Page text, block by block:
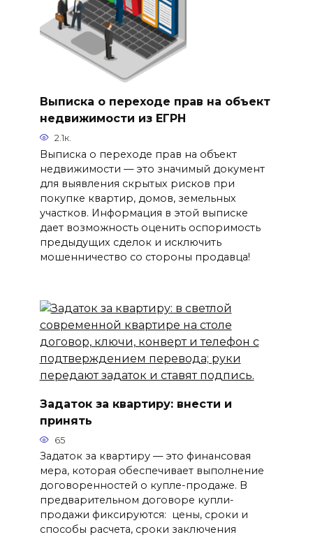
Выписка о переходе прав на объект
недвижимости из ЕГРН
2.1к.
Выписка о переходе прав на объект
недвижимости — это значимый документ
для выявления скрытых рисков при
покупке квартир, домов, земельных
участков. Информация в этой выписке
дает возможность оценить оспоримость
предыдущих сделок и исключить
мошенничество со стороны продавца!
Задаток за квартиру: внести и
принять
65
Задаток за квартиру — это финансовая
мера, которая обеспечивает выполнение
договоренностей о купле-продаже. В
предварительном договоре купли-
продажи фиксируются: цены, сроки и
способы расчета, сроки заключения